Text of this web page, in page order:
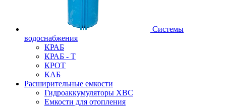
Системы
водоснабжения
КРАБ
КРАБ - Т
КРОТ
КАБ
Расширительные емкости
Гидроаккумуляторы ХВС
Емкости для отопления